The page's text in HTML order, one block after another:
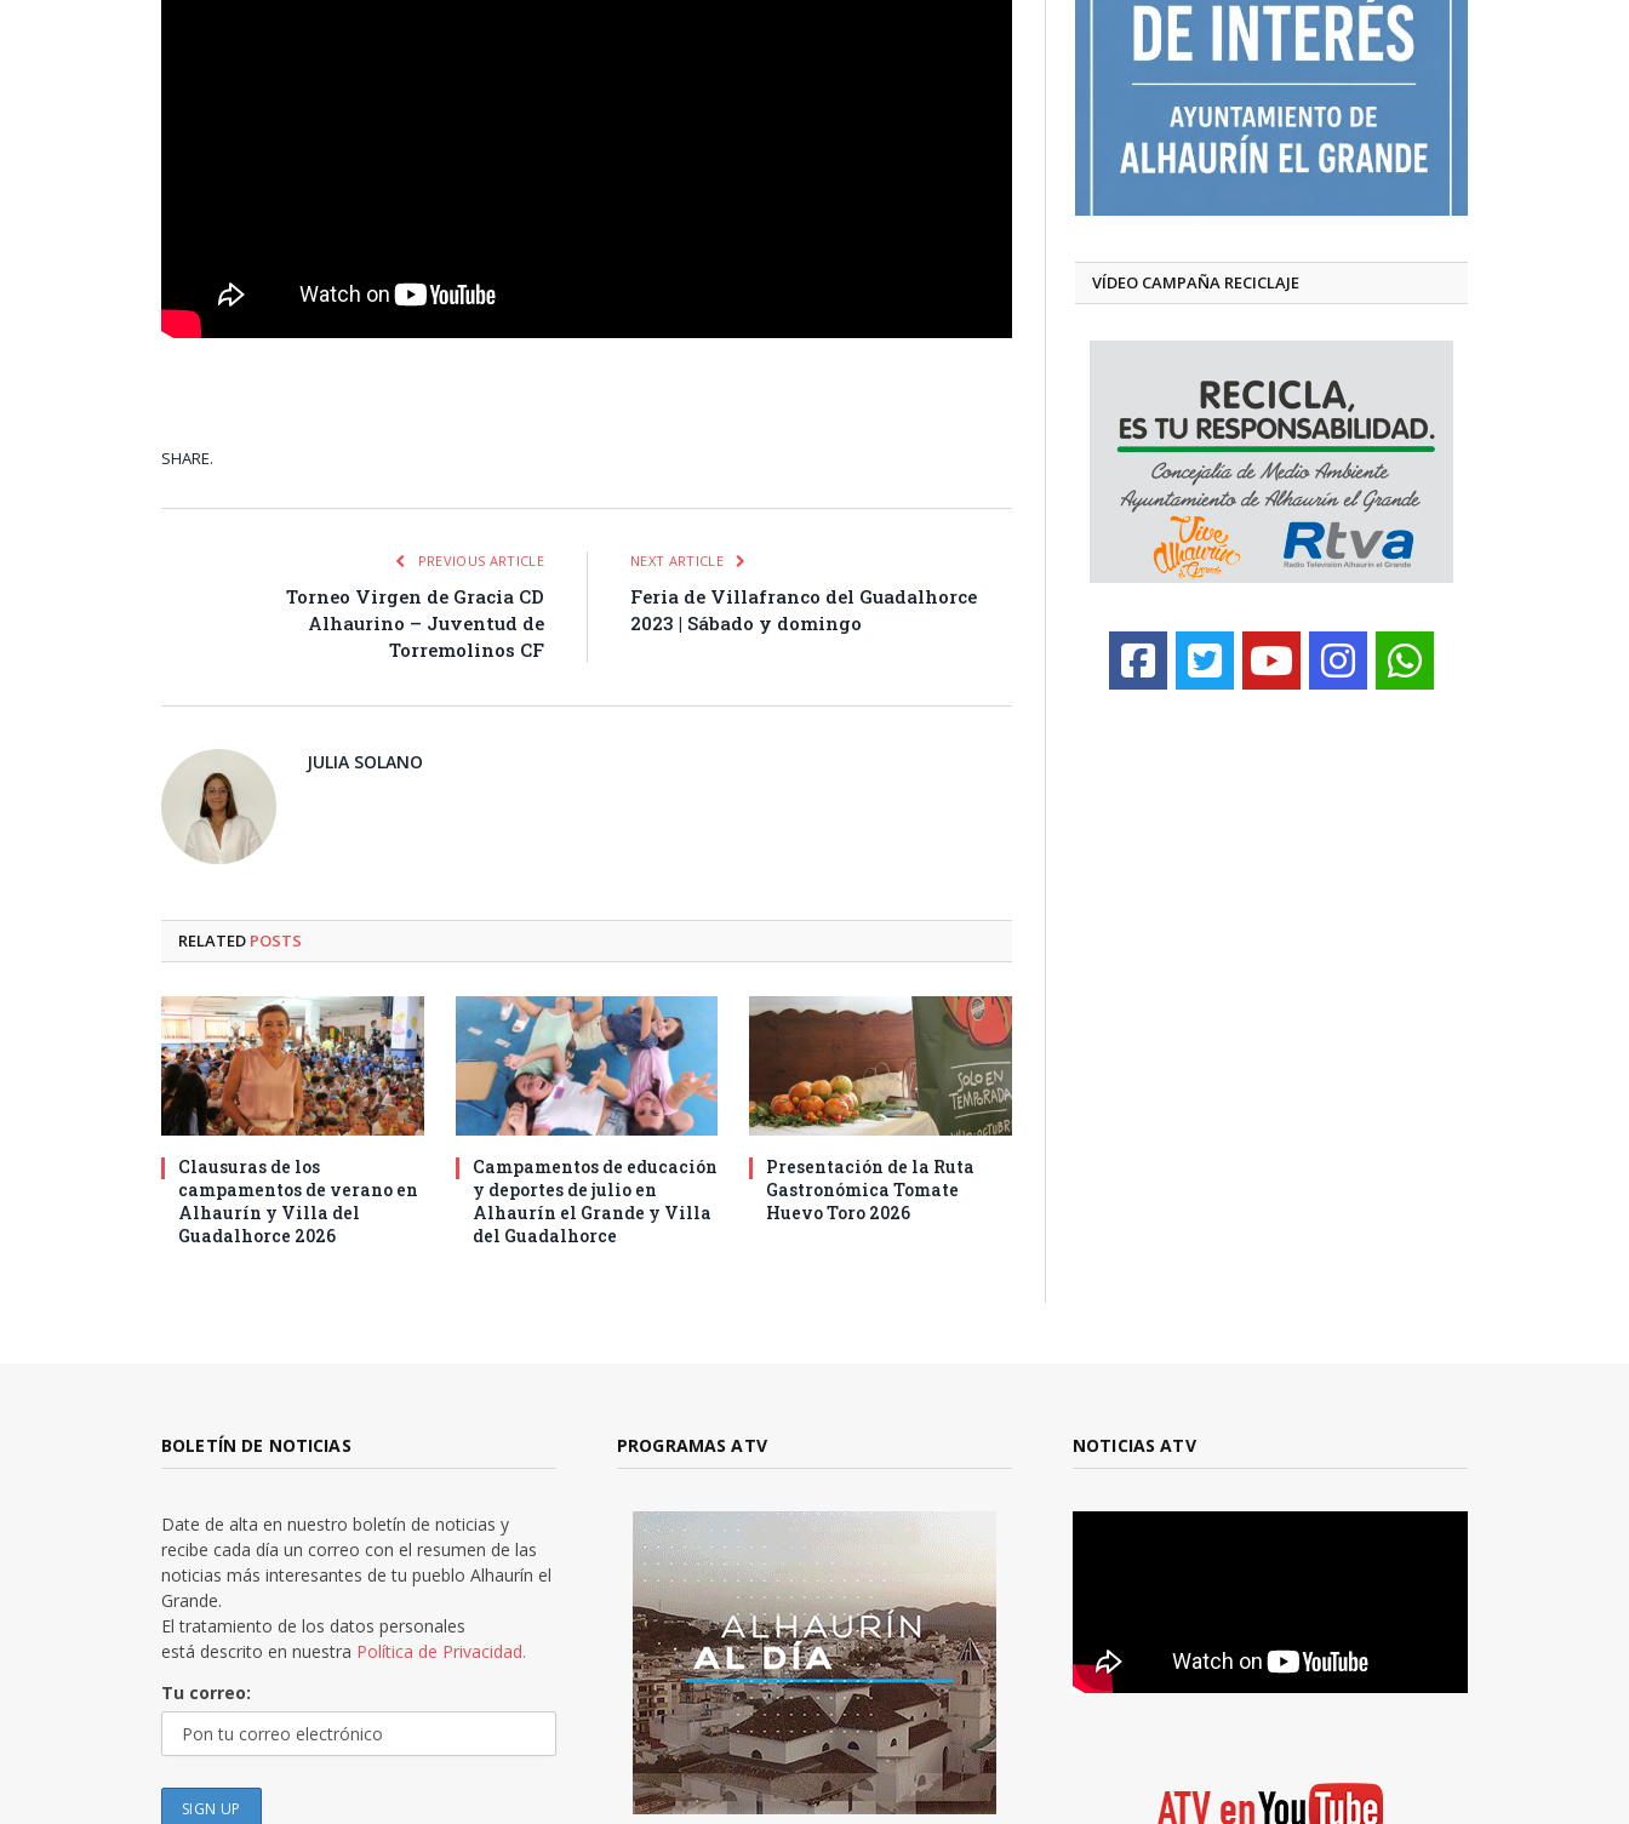
SHARE.
PREVIOUS ARTICLE
Torneo Virgen de Gracia CD
Alhaurino – Juventud de
Torremolinos CF
NEXT ARTICLE
Feria de Villafranco del Guadalhorce
2023 | Sábado y domingo
JULIA SOLANO
RELATED POSTS
Clausuras de los
campamentos de verano en
Alhaurín y Villa del
Guadalhorce 2026
Campamentos de educación
y deportes de julio en
Alhaurín el Grande y Villa
del Guadalhorce
Presentación de la Ruta
Gastronómica Tomate
Huevo Toro 2026
VÍDEO CAMPAÑA RECICLAJE
BOLETÍN DE NOTICIAS
Date de alta en nuestro boletín de noticias y
recibe cada día un correo con el resumen de las
noticias más interesantes de tu pueblo Alhaurín el
Grande.
El tratamiento de los datos personales
está descrito en nuestra Política de Privacidad.
Tu correo:
PROGRAMAS ATV NOTICIAS ATV